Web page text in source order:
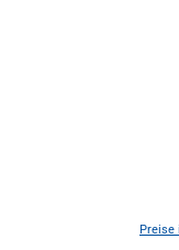
Preise